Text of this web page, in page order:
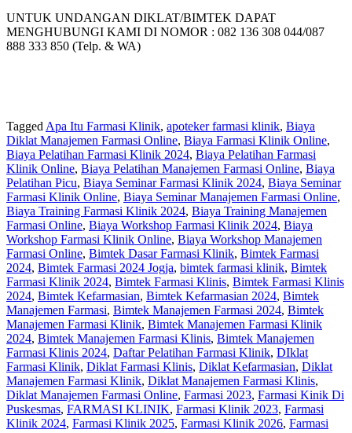
UNTUK UNDANGAN DIKLAT/BIMTEK DAPAT
MENGHUBUNGI KAMI DI NOMOR : 082 136 308 044/087
888 333 850 (Telp. & WA)
Tagged Apa Itu Farmasi Klinik, apoteker farmasi klinik, Biaya
Diklat Manajemen Farmasi Online, Biaya Farmasi Klinik Online,
Biaya Pelatihan Farmasi Klinik 2024, Biaya Pelatihan Farmasi
Klinik Online, Biaya Pelatihan Manajemen Farmasi Online, Biaya
Pelatihan Picu, Biaya Seminar Farmasi Klinik 2024, Biaya Seminar
Farmasi Klinik Online, Biaya Seminar Manajemen Farmasi Online,
Biaya Training Farmasi Klinik 2024, Biaya Training Manajemen
Farmasi Online, Biaya Workshop Farmasi Klinik 2024, Biaya
Workshop Farmasi Klinik Online, Biaya Workshop Manajemen
Farmasi Online, Bimtek Dasar Farmasi Klinik, Bimtek Farmasi
2024, Bimtek Farmasi 2024 Jogja, bimtek farmasi klinik, Bimtek
Farmasi Klinik 2024, Bimtek Farmasi Klinis, Bimtek Farmasi Klinis
2024, Bimtek Kefarmasian, Bimtek Kefarmasian 2024, Bimtek
Manajemen Farmasi, Bimtek Manajemen Farmasi 2024, Bimtek
Manajemen Farmasi Klinik, Bimtek Manajemen Farmasi Klinik
2024, Bimtek Manajemen Farmasi Klinis, Bimtek Manajemen
Farmasi Klinis 2024, Daftar Pelatihan Farmasi Klinik, DIklat
Farmasi Klinik, Diklat Farmasi Klinis, Diklat Kefarmasian, Diklat
Manajemen Farmasi Klinik, Diklat Manajemen Farmasi Klinis,
Diklat Manajemen Farmasi Online, Farmasi 2023, Farmasi Kinik Di
Puskesmas, FARMASI KLINIK, Farmasi Klinik 2023, Farmasi
Klinik 2024, Farmasi Klinik 2025, Farmasi Klinik 2026, Farmasi